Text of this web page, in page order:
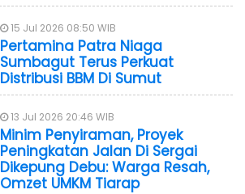
15 Jul 2026 08:50 WIB
Pertamina Patra Niaga
Sumbagut Terus Perkuat
Distribusi BBM Di Sumut
13 Jul 2026 20:46 WIB
Minim Penyiraman, Proyek
Peningkatan Jalan Di Sergai
Dikepung Debu: Warga Resah,
Omzet UMKM Tiarap